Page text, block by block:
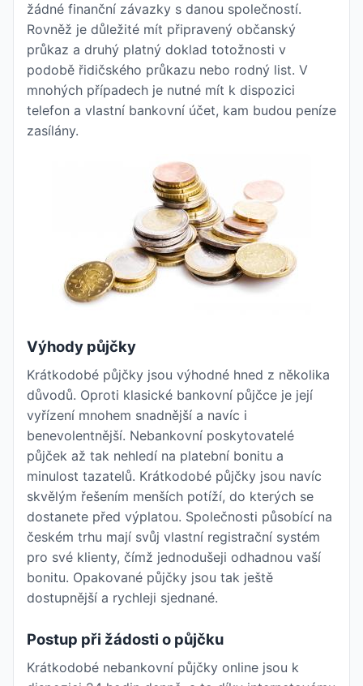
žádné finanční závazky s danou společností.
Rovněž je důležité mít připravený občanský
průkaz a druhý platný doklad totožnosti v
podobě řidičského průkazu nebo rodný list. V
mnohých případech je nutné mít k dispozici
telefon a vlastní bankovní účet, kam budou peníze
zasílány.
Výhody půjčky
Krátkodobé půjčky jsou výhodné hned z několika
důvodů. Oproti klasické bankovní půjčce je její
vyřízení mnohem snadnější a navíc i
benevolentnější. Nebankovní poskytovatelé
půjček až tak nehledí na platební bonitu a
minulost tazatelů. Krátkodobé půjčky jsou navíc
skvělým řešením menších potíží, do kterých se
dostanete před výplatou. Společnosti působící na
českém trhu mají svůj vlastní registrační systém
pro své klienty, čímž jednodušeji odhadnou vaší
bonitu. Opakované půjčky jsou tak ještě
dostupnější a rychleji sjednané.
Postup při žádosti o půjčku
Krátkodobé nebankovní půjčky online jsou k